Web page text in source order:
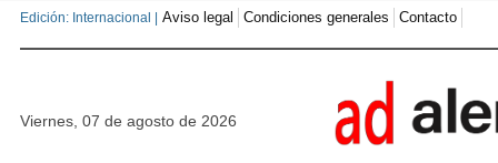
Edición: Internacional | Aviso legal Condiciones generales Contacto
viernes, 07 de agosto de 2026